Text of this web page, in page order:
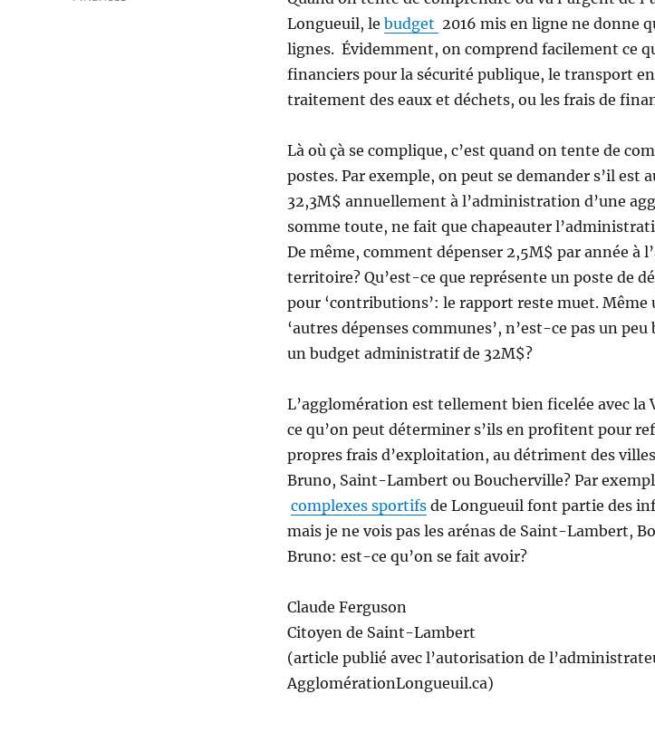
Longueuil, le budget 2016 mis en ligne ne donne
lignes. Évidemment, on comprend facilement ce
financiers pour la sécurité publique, le transport
traitement des eaux et déchets, ou les frais de
Là où çà se complique, c’est quand on tente de
postes. Par exemple, on peut se demander s’il est
32,3M$ annuellement à l’administration d’une
somme toute, ne fait que chapeauter
De même, comment dépenser 2,5M$ par année à
territoire? Qu’est-ce que représente un poste de
pour ‘contributions’: le rapport reste muet. Même
‘autres dépenses communes’, n’est-ce pas un
un budget administratif de 32M$?
L’agglomération est tellement bien ficelée avec la
ce qu’on peut déterminer s’ils en profitent pour
propres frais d’exploitation, au détriment des
Bruno, Saint-Lambert ou Boucherville? Par
complexes sportifsde Longueuil font partie des
mais je ne vois pas les arénas de Saint-Lambert,
Bruno: est-ce qu’on se fait avoir?
Claude Ferguson
Citoyen de Saint-Lambert
(article publié avec l’autorisation de
AgglomérationLongueuil.ca)